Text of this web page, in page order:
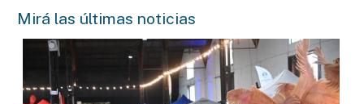
Mirá las últimas noticias